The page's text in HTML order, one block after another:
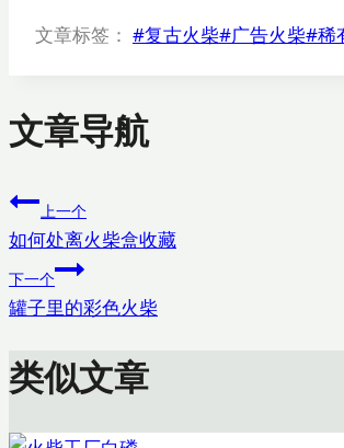
文章标签： #复古火柴#广告火柴#稀
文章导航
上一个
如何处离火柴盒收藏
下一个
罐子里的彩色火柴
类似文章